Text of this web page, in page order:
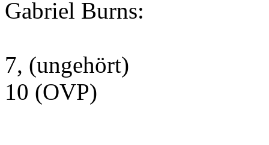
Gabriel Burns:
7, (ungehört)
10 (OVP)